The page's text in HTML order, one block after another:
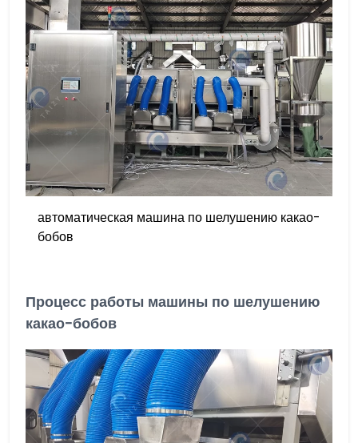
автоматическая машина по шелушению какао-
бобов
Процесс работы машины по шелушению
какао-бобов